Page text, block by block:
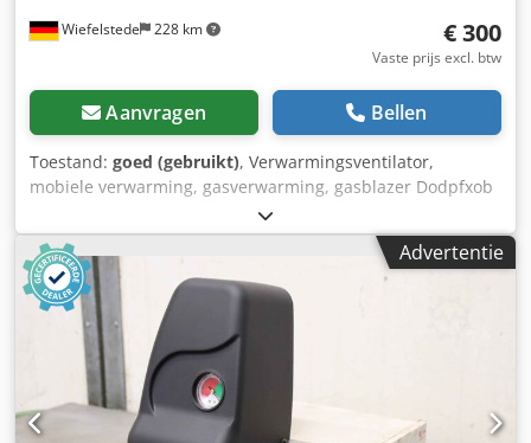
Wiefelstede 228 km € 300
Vaste prijs excl. btw
Aanvragen Bellen
Toestand: goed (gebruikt), Verwarmingsventilator,
mobiele verwarming, gasverwarming, gasblazer Dodpfxob
A Iwaj Alrock -Vermogen: regelbaar 50 kW -Aansluitdruk:
0,35-1,5 bar -Luchtverplaatsing: 1000 m³/h -Gewicht: 20 kg
Advertentie